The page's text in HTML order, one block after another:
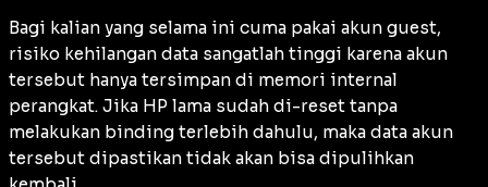
Bagi kalian yang selama ini cuma pakai akun guest,
risiko kehilangan data sangatlah tinggi karena akun
tersebut hanya tersimpan di memori internal
perangkat. Jika HP lama sudah di-reset tanpa
melakukan binding terlebih dahulu, maka data akun
tersebut dipastikan tidak akan bisa dipulihkan